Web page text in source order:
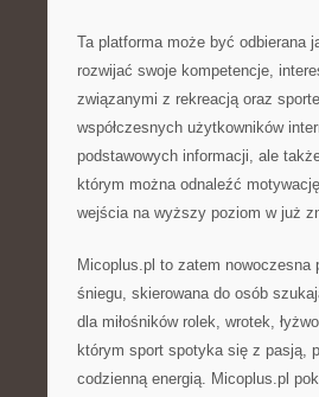
Ta platforma może być odbierana
rozwijać swoje kompetencje,
związanymi z rekreacją oraz
współczesnych użytkowników
podstawowych informacji, ale
którym można odnaleźć
wejścia na wyższy poziom w już
Micoplus.pl to zatem nowoczesna
śniegu, skierowana do osób
dla miłośników rolek, wrotek,
którym sport spotyka się z pasją,
codzienną energią. Micoplus.pl